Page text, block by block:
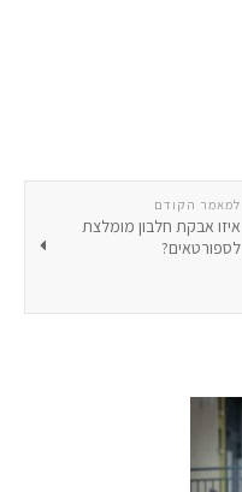
למאמר הקודם
איזו אבקת חלבון מומלצת
לספורטאים?